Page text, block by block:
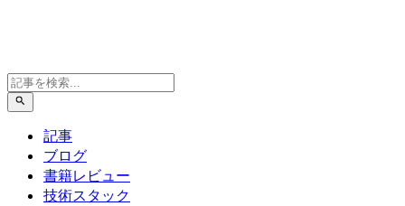
記事
ブログ
書籍レビュー
技術スタック